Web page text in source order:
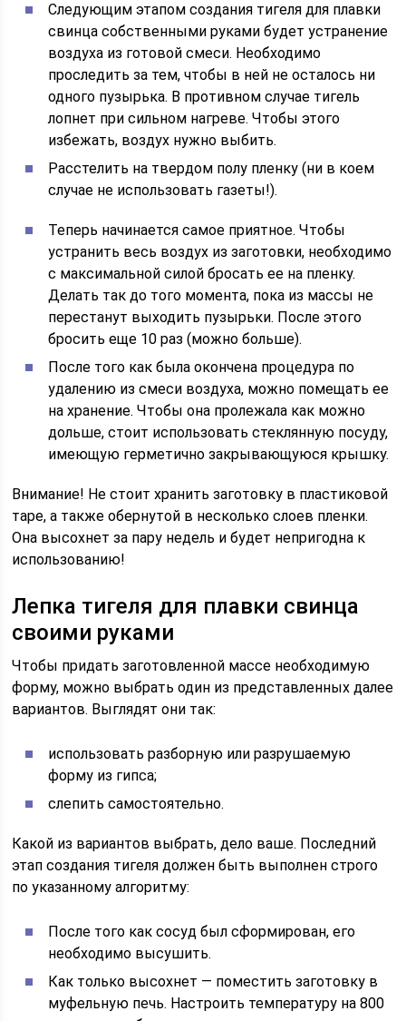
Следующим этапом создания тигеля для плавки
свинца собственными руками будет устранение
воздуха из готовой смеси. Необходимо
проследить за тем, чтобы в ней не осталось ни
одного пузырька. В противном случае тигель
лопнет при сильном нагреве. Чтобы этого
избежать, воздух нужно выбить.
Расстелить на твердом полу пленку (ни в коем
случае не использовать газеты!).
Теперь начинается самое приятное. Чтобы
устранить весь воздух из заготовки, необходимо
с максимальной силой бросать ее на пленку.
Делать так до того момента, пока из массы не
перестанут выходить пузырьки. После этого
бросить еще 10 раз (можно больше).
После того как была окончена процедура по
удалению из смеси воздуха, можно помещать ее
на хранение. Чтобы она пролежала как можно
дольше, стоит использовать стеклянную посуду,
имеющую герметично закрывающуюся крышку.
Внимание! Не стоит хранить заготовку в пластиковой
таре, а также обернутой в несколько слоев пленки.
Она высохнет за пару недель и будет непригодна к
использованию!
Лепка тигеля для плавки свинца
своими руками
Чтобы придать заготовленной массе необходимую
форму, можно выбрать один из представленных далее
вариантов. Выглядят они так:
использовать разборную или разрушаемую
форму из гипса;
слепить самостоятельно.
Какой из вариантов выбрать, дело ваше. Последний
этап создания тигеля должен быть выполнен строго
по указанному алгоритму:
После того как сосуд был сформирован, его
необходимо высушить.
Как только высохнет — поместить заготовку в
муфельную печь. Настроить температуру на 800